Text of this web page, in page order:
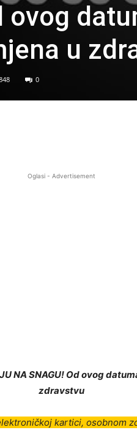
ovog
u
0
Oglasi - Advertisement
NA SNAGU! Od ovog
zdravstvu
kartici, osobnom